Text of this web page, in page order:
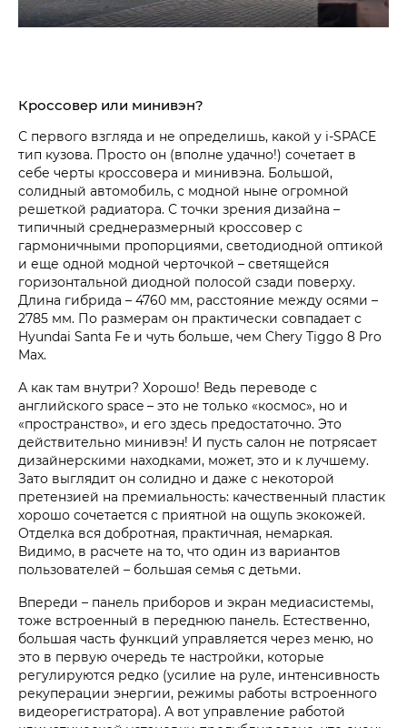
Кроссовер или минивэн?
С первого взгляда и не определишь, какой у i‑SPACE
тип кузова. Просто он (вполне удачно!) сочетает в
себе черты кроссовера и минивэна. Большой,
солидный автомобиль, с модной ныне огромной
решеткой радиатора. С точки зрения дизайна –
типичный среднеразмерный кроссовер с
гармоничными пропорциями, светодиодной оптикой
и еще одной модной черточкой – светящейся
горизонтальной диодной полосой сзади поверху.
Длина гибрида – 4760 мм, расстояние между осями –
2785 мм. По размерам он практически совпадает с
Hyundai Santa Fe и чуть больше, чем Chery Tiggo 8 Pro
Max.
А как там внутри? Хорошо! Ведь переводе с
английского space – это не только «космос», но и
«пространство», и его здесь предостаточно. Это
действительно минивэн! И пусть салон не потрясает
дизайнерскими находками, может, это и к лучшему.
Зато выглядит он солидно и даже с некоторой
претензией на премиальность: качественный пластик
хорошо сочетается с приятной на ощупь экокожей.
Отделка вся добротная, практичная, немаркая.
Видимо, в расчете на то, что один из вариантов
пользователей – большая семья с детьми.
Впереди – панель приборов и экран медиасистемы,
тоже встроенный в переднюю панель. Естественно,
большая часть функций управляется через меню, но
это в первую очередь те настройки, которые
регулируются редко (усилие на руле, интенсивность
рекуперации энергии, режимы работы встроенного
видеорегистратора). А вот управление работой